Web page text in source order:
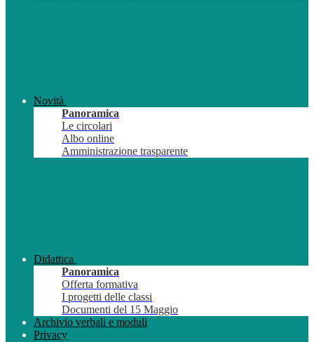
Novità
Panoramica
Le circolari
Albo online
Amministrazione trasparente
Didattica
Panoramica
Offerta formativa
I progetti delle classi
Documenti del 15 Maggio
Archivio verbali e moduli
Privacy